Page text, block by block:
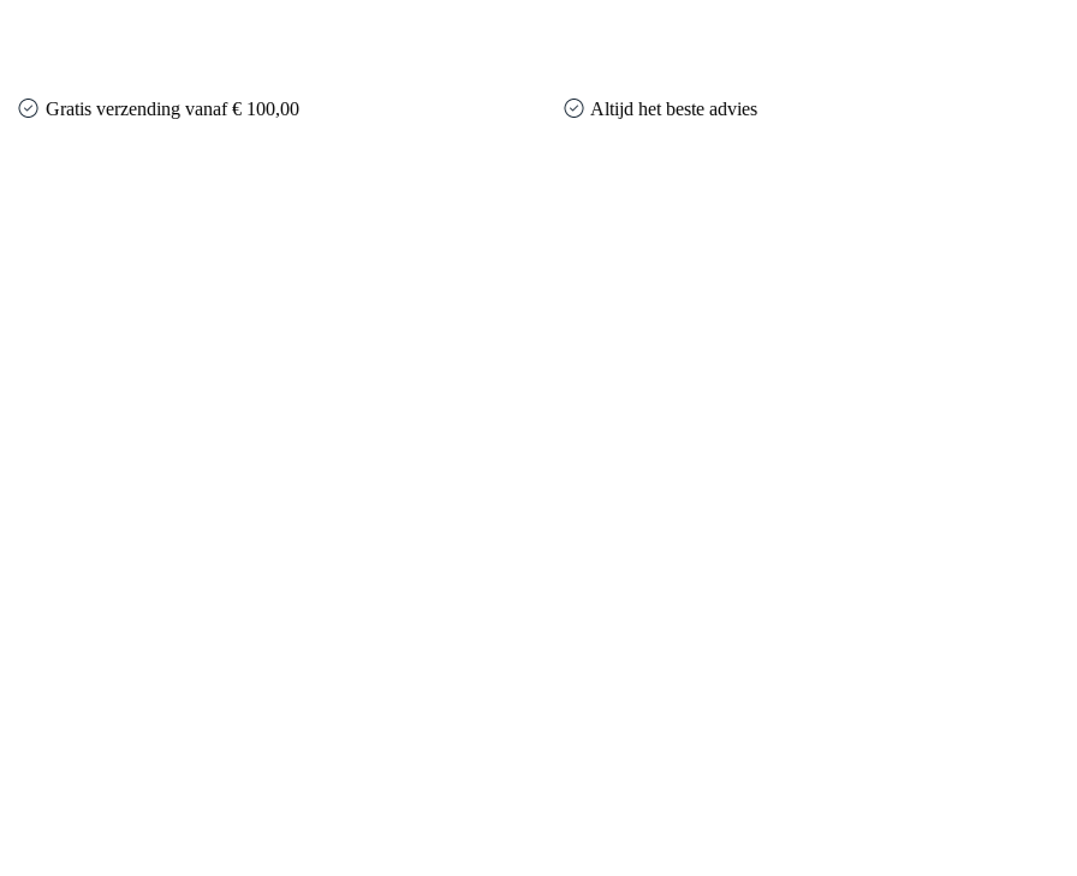
Gratis verzending vanaf € 100,00 Altijd het beste advies